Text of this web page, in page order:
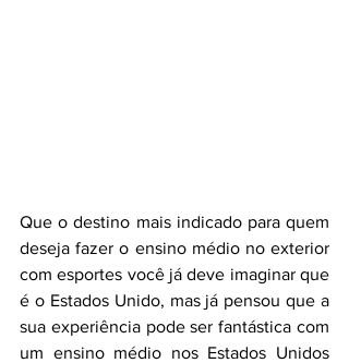
Que o destino mais indicado para quem
deseja fazer o ensino médio no exterior
com esportes você já deve imaginar que
é o Estados Unido, mas já pensou que a
sua experiência pode ser fantástica com
um ensino médio nos Estados Unidos